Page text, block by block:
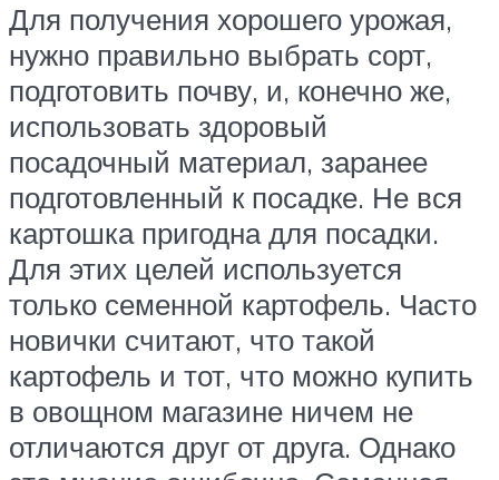
Для получения хорошего урожая,
нужно правильно выбрать сорт,
подготовить почву, и, конечно же,
использовать здоровый
посадочный материал, заранее
подготовленный к посадке. Не вся
картошка пригодна для посадки.
Для этих целей используется
только семенной картофель. Часто
новички считают, что такой
картофель и тот, что можно купить
в овощном магазине ничем не
отличаются друг от друга. Однако